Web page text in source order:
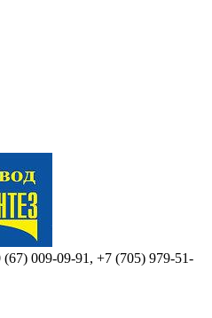
(67) 009-09-91, +7 (705) 979-51-